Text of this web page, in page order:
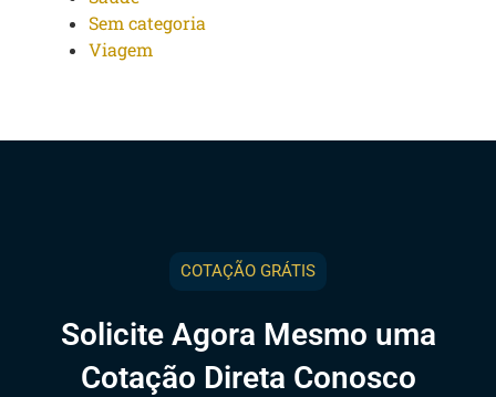
Sem categoria
Viagem
COTAÇÃO GRÁTIS
Solicite Agora Mesmo uma
Cotação Direta Conosco